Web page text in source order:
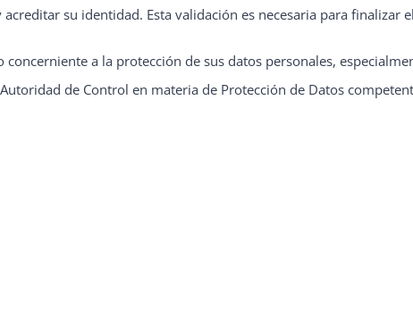
su identidad. Esta validación es necesaria para finalizar
concerniente a la protección de sus datos personales,
de Control en materia de Protección de Datos